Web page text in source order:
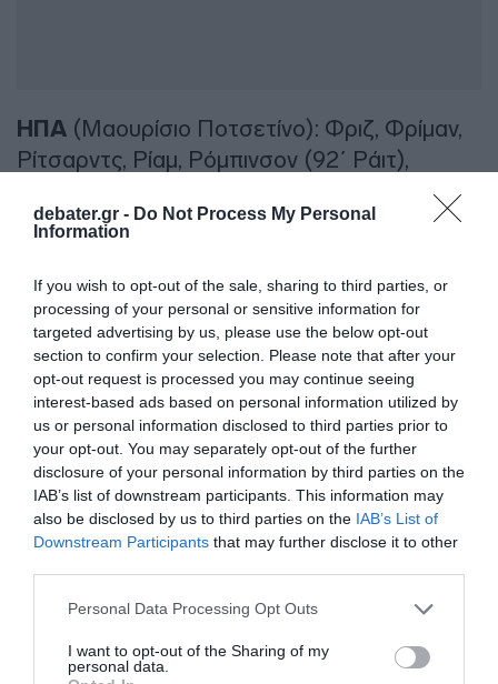
debater.gr - Do Not Process My Personal
Information
If you wish to opt-out of the sale, sharing to third parties, or
processing of your personal or sensitive information for
targeted advertising by us, please use the below opt-out
section to confirm your selection. Please note that after your
opt-out request is processed you may continue seeing
interest-based ads based on personal information utilized by
us or personal information disclosed to third parties prior to
your opt-out. You may separately opt-out of the further
disclosure of your personal information by third parties on the
IAB’s list of downstream participants. This information may
also be disclosed by us to third parties on the IAB’s List of
Downstream Participants that may further disclose it to other
Please note that this website/app uses one or more Google
not limited to your visit or usage behaviour. You may click to
grant or deny consent to Google and its third-party tags to
Personal Data Processing Opt Outs
I want to opt-out of the Sharing of my
personal data.
ΗΠΑ (Μαουρίσιο Ποτσετίνο): Φριζ, Φρίμαν,
Ρίτσαρντς, Ρίαμ, Ρόμπινσον (92΄ Ράιτ),
ΜακΚένι, Άνταμς (72΄ Πέπι), Τίλμαν, Ντεστ
(46΄ Ρέινα), Μπαλογκάν (92΄ Άρφστεν),
ΒΕΛΓΙΟ(Ρούντι Γκαρσία): Κουρτουά,
Καστάνιε, Μέχελε, Νγκόι, Ντε Κάιπερ,
Τίλεμανς, Ράσκιν (89΄ Βίτσελ), Τροσάρ (89΄
Σαλεμάκερς), Ονάνα (21΄ Βανάκεν),
Λουκεμπάκιο (68΄ Ντοκού), Ντε Κετελάρε
(68΄ Λουκάκου).
ΔΙΑΦΗΜΙΣΗ